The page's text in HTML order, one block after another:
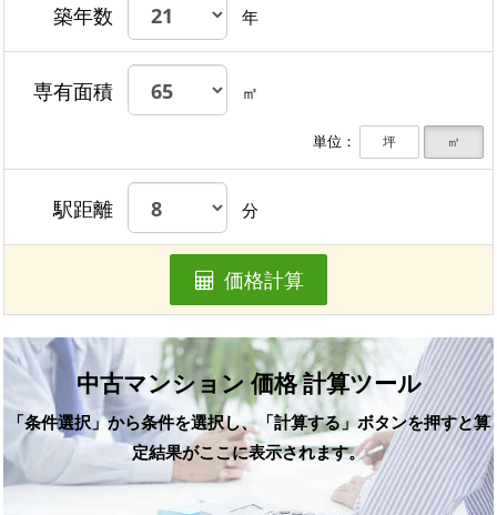
築年数 年
専有面積 ㎡
単位： 坪 ㎡
駅距離 分
価格計算
中古マンション 価格 計算ツール
「条件選択」から条件を選択し、「計算する」ボタンを押すと算
定結果がここに表示されます。